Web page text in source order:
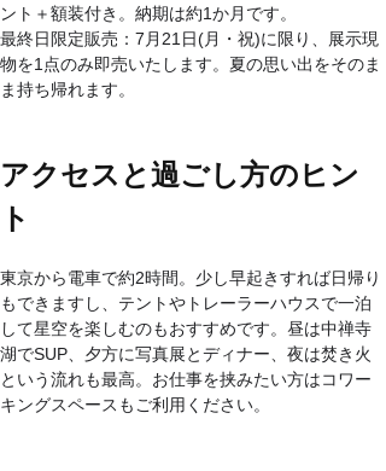
ント＋額装付き。納期は約1か月です。
最終日限定販売：7月21日(月・祝)に限り、展示現
物を1点のみ即売いたします。夏の思い出をそのま
ま持ち帰れます。
アクセスと過ごし方のヒン
ト
東京から電車で約2時間。少し早起きすれば日帰り
もできますし、テントやトレーラーハウスで一泊
して星空を楽しむのもおすすめです。昼は中禅寺
湖でSUP、夕方に写真展とディナー、夜は焚き火
という流れも最高。お仕事を挟みたい方はコワー
キングスペースもご利用ください。